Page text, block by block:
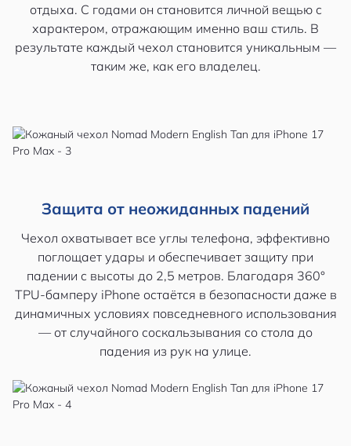
отдыха. С годами он становится личной вещью с
характером, отражающим именно ваш стиль. В
результате каждый чехол становится уникальным —
таким же, как его владелец.
Защита от неожиданных падений
Чехол охватывает все углы телефона, эффективно
поглощает удары и обеспечивает защиту при
падении с высоты до 2,5 метров. Благодаря 360°
TPU-бамперу iPhone остаётся в безопасности даже в
динамичных условиях повседневного использования
— от случайного соскальзывания со стола до
падения из рук на улице.